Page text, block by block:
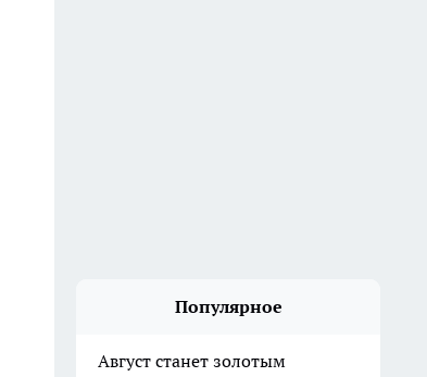
Популярное
Август станет золотым